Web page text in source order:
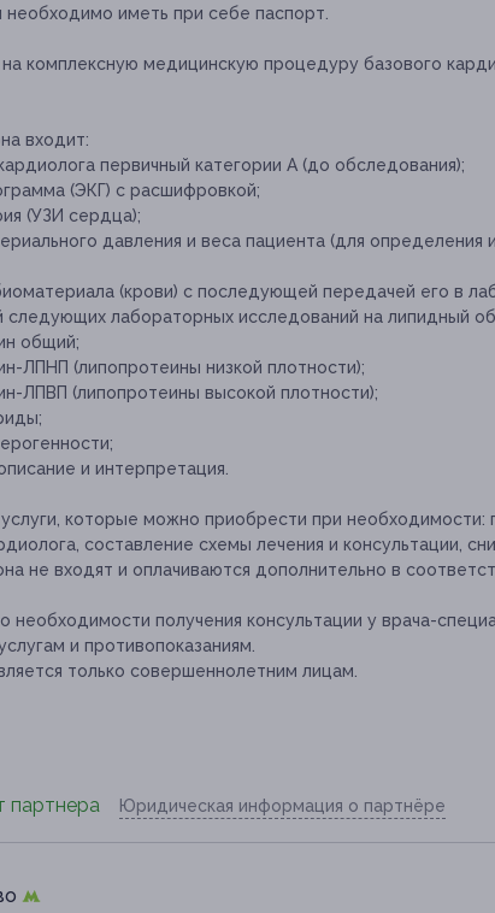
иметь при себе паспорт.
комплексную медицинскую процедуру базового
входит:
первичный категории А (до обследования);
(ЭКГ) с расшифровкой;
(УЗИ сердца);
давления и веса пациента (для определения
(крови) с последующей передачей его в
следующих лабораторных исследований на липидный
общий;
ЛПНП (липопротеины низкой плотности);
ЛПВП (липопротеины высокой плотности);
и интерпретация.
которые можно приобрести при необходимости:
составление схемы лечения и консультации,
не входят и оплачиваются дополнительно в
получения консультации у врача-
и противопоказаниям.
только совершеннолетним лицам.
партнера Юридическая информация о партнёре